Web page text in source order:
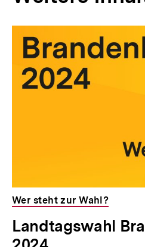
weitere
Inhalte
überspringen
Wer steht zur Wahl?
Landtagswahl